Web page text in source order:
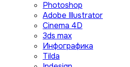
Photoshop
Adobe Illustrator
Сinema 4D
3ds max
Инфографика
Tilda